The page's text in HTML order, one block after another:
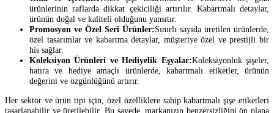
ürünlerinin raflarda dikkat çekiciliği artırılır. Kabartmalı detaylar,
ürünün doğal ve kaliteli olduğunu yansıtır.
Promosyon ve Özel Seri Ürünler:Sınırlı sayıda üretilen ürünlerde,
özel tasarımlar ve kabartma detaylar, müşteriye özel ve prestijli bir
his sağlar.
Koleksiyon Ürünleri ve Hediyelik Eşyalar:Koleksiyonluk şişeler,
hatıra ve hediye amaçlı ürünlerde, kabartmalı etiketler, ürünün
değerini ve özgünlüğünü artırır.
Her sektör ve ürün tipi için, özel özelliklere sahip kabartmalı şişe etiketleri
tasarlanabilir ve üretilebilir. Bu sayede, markanızın benzersizliğini ön plana